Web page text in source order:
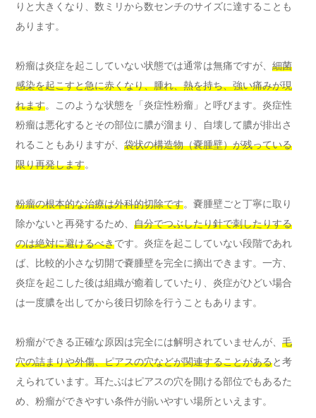
りと大きくなり、数ミリから数センチのサイズに達することも
あります。
粉瘤は炎症を起こしていない状態では通常は無痛ですが、 細菌
感染を起こすと急に赤くなり、腫れ、熱を持ち、強い痛みが現
れます。このような状態を「炎症性粉瘤」と呼びます。炎症性
粉瘤は悪化するとその部位に膿が溜まり、自壊して膿が排出さ
れることもありますが、 袋状の構造物（嚢腫壁）が残っている
限り再発します。
粉瘤の根本的な治療は外科的切除です。嚢腫壁ごと丁寧に取り
除かないと再発するため、 自分でつぶしたり針で刺したりする
のは絶対に避けるべきです。炎症を起こしていない段階であれ
ば、比較的小さな切開で嚢腫壁を完全に摘出できます。一方、
炎症を起こした後は組織が癒着していたり、炎症がひどい場合
は一度膿を出してから後日切除を行うこともあります。
粉瘤ができる正確な原因は完全には解明されていませんが、 毛
穴の詰まりや外傷、ピアスの穴などが関連することがあると考
えられています。耳たぶはピアスの穴を開ける部位でもあるた
め、粉瘤ができやすい条件が揃いやすい場所といえます。